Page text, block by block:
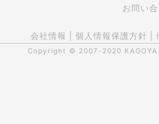
お問い
会社情報 個人情報保護方針
Copyright © 2007-2020